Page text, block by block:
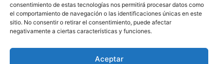
consentimiento de estas tecnologías nos permitirá procesar datos como
el comportamiento de navegación o las identificaciones únicas en este
sitio. No consentir o retirar el consentimiento, puede afectar
negativamente a ciertas características y funciones.
Aceptar
En la creciente era de internet de 2024, más de 2.140
millones de compradores online, tener una presencia en
digital sólida es fundamental para el éxito comercial. La